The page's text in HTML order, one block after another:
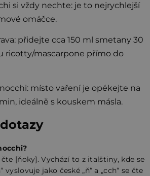
si vždy nechte: je to nejrychlejší
omáčce.
přidejte cca 150 ml smetany 30
ricotty/mascarpone přímo do
místo vaření je opékejte na
ideálně s kouskem másla.
[ňoky]. Vychází to z italštiny, kde se
vyslovuje jako české „ň“ a „cch“ se čte